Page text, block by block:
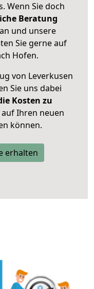
Wenn Sie doch
Beratung
und unsere
Sie gerne auf
Hofen.
von Leverkusen
Sie uns dabei
Kosten zu
auf Ihren neuen
können.
erhalten